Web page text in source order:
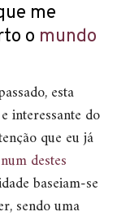
me
o mundo
esta
interessante do
que eu já
num destes
baseiam-se
sendo uma